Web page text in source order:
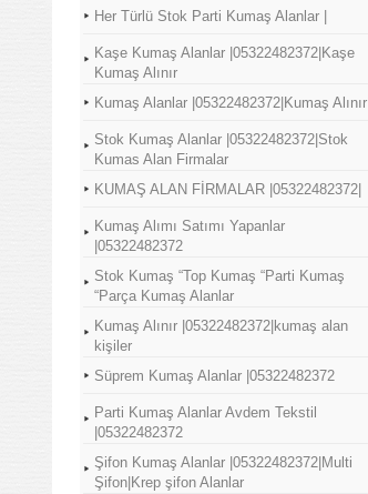
Her Türlü Stok Parti Kumaş Alanlar |
Kaşe Kumaş Alanlar |05322482372|Kaşe
Kumaş Alınır
Kumaş Alanlar |05322482372|Kumaş Alınır
Stok Kumaş Alanlar |05322482372|Stok
Kumas Alan Firmalar
KUMAŞ ALAN FİRMALAR |05322482372|
Kumaş Alımı Satımı Yapanlar
|05322482372
Stok Kumaş “Top Kumaş “Parti Kumaş
“Parça Kumaş Alanlar
Kumaş Alınır |05322482372|kumaş alan
kişiler
Süprem Kumaş Alanlar |05322482372
Parti Kumaş Alanlar Avdem Tekstil
|05322482372
Şifon Kumaş Alanlar |05322482372|Multi
Şifon|Krep şifon Alanlar